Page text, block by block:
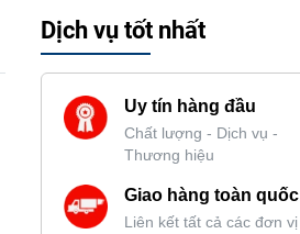
Dịch vụ tốt nhất
Uy tín hàng đầu
Chất lượng - Dịch vụ -
Thương hiệu
Giao hàng toàn quốc
Liên kết tất cả các đơn vị